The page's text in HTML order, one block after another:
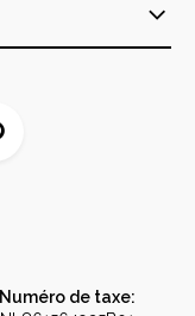
Numéro de taxe: